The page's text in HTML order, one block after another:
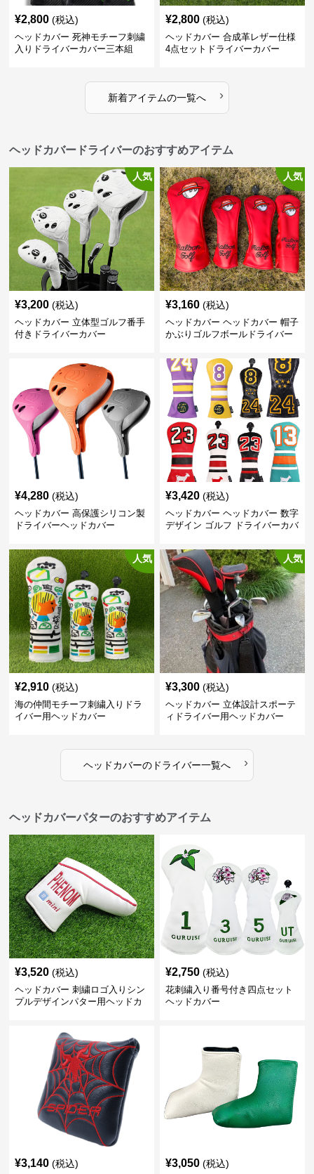
¥2,800 (税込)
ヘッドカバー 死神モチーフ刺繍
入りドライバーカバー三本組
¥2,800 (税込)
ヘッドカバー 合成革レザー仕様
4点セットドライバーカバー
新着アイテムの一覧へ ›
ヘッドカバードライバーのおすすめアイテム
人気
¥3,200 (税込)
ヘッドカバー 立体型ゴルフ番手
付きドライバーカバー
人気
¥3,160 (税込)
ヘッドカバー ヘッドカバー 帽子
かぶりゴルフボールドライバー
¥4,280 (税込)
ヘッドカバー 高保護シリコン製
ドライバーヘッドカバー
¥3,420 (税込)
ヘッドカバー ヘッドカバー 数字
デザイン ゴルフ ドライバーカバ
人気
¥2,910 (税込)
海の仲間モチーフ刺繍入りドラ
イバー用ヘッドカバー
人気
¥3,300 (税込)
ヘッドカバー 立体設計スポーテ
ィドライバー用ヘッドカバー
ヘッドカバーのドライバー一覧へ ›
ヘッドカバーパターのおすすめアイテム
¥3,520 (税込)
ヘッドカバー 刺繍ロゴ入りシン
プルデザインパター用ヘッドカ
¥2,750 (税込)
花刺繍入り番号付き四点セット
ヘッドカバー
¥3,140 (税込) ¥3,050 (税込)